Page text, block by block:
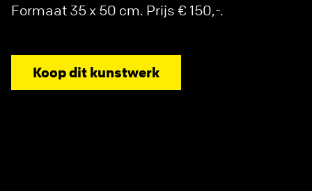
Formaat 35 x 50 cm. Prijs € 150,-.
Koop dit kunstwerk